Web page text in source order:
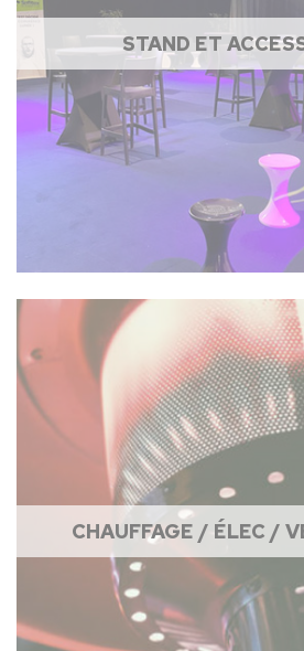
STAND ET
CHAUFFAGE / ÉLEC /